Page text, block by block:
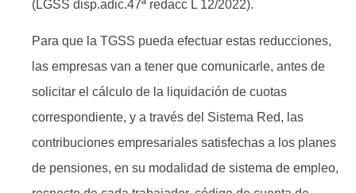
(LGSS disp.adic.47ª redacc L 12/2022).
Para que la TGSS pueda efectuar estas reducciones,
las empresas van a tener que comunicarle, antes de
solicitar el cálculo de la liquidación de cuotas
correspondiente, y a través del Sistema Red, las
contribuciones empresariales satisfechas a los planes
de pensiones, en su modalidad de sistema de empleo,